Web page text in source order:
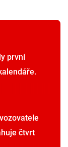
první
čtvrt